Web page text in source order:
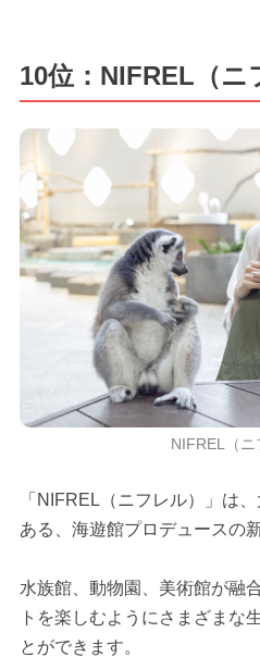
10位：NIFREL（ニ
NIFREL（ニ
「NIFREL（ニフレル）」は
ある、海遊館プロデュースの
水族館、動物園、美術館が融
トを楽しむようにさまざまな
とができます。